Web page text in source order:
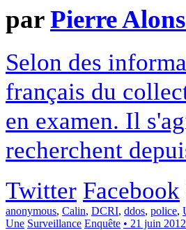
parPierre
Selon des
français du
en examen. Il
recherchent
Twitter Facebook
anonymous, Calin, DCRI, ddos, police,
Une Surveillance Enquête • 21 juin 2012